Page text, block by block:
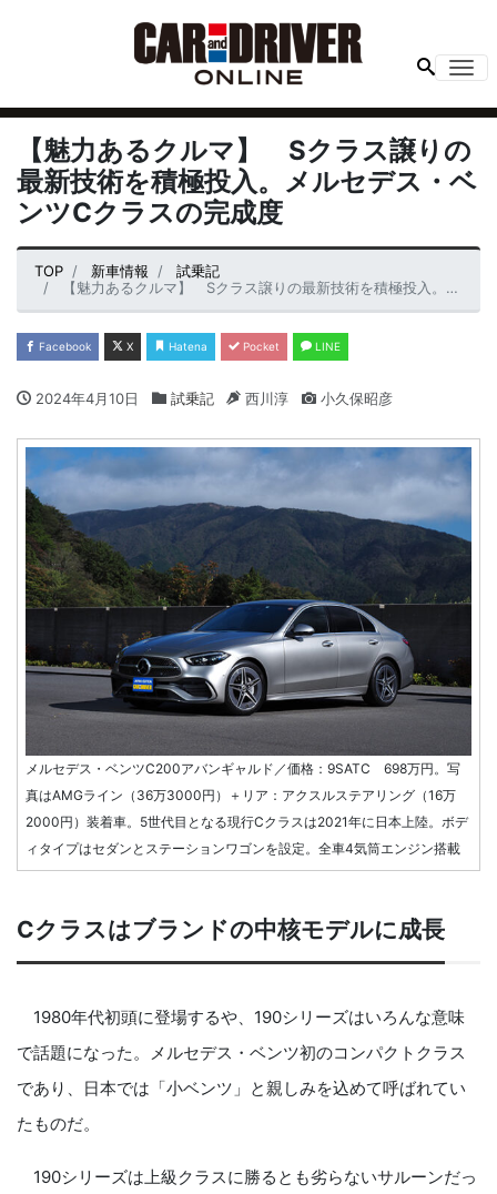
【魅力あるクルマ】 Sクラス譲りの
最新技術を積極投入。メルセデス・ベ
ンツCクラスの完成度
TOP 新車情報
試乗記
【魅力あるクルマ】 Sクラス譲りの最新技術を積極投入。メルセデス・ベンツCクラスの完成度
Facebook X Hatena Pocket LINE
2024年4月10日 試乗記 西川淳 小久保昭彦
メルセデス・ベンツC200アバンギャルド／価格：9SATC 698万円。写
真はAMGライン（36万3000円）＋リア：アクスルステアリング（16万
2000円）装着車。5世代目となる現行Cクラスは2021年に日本上陸。ボデ
ィタイプはセダンとステーションワゴンを設定。全車4気筒エンジン搭載
Cクラスはブランドの中核モデルに成長
1980年代初頭に登場するや、190シリーズはいろんな意味
で話題になった。メルセデス・ベンツ初のコンパクトクラス
であり、日本では「小ベンツ」と親しみを込めて呼ばれてい
たものだ。
190シリーズは上級クラスに勝るとも劣らないサルーンだっ